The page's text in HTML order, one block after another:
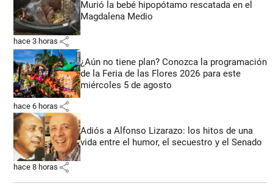
Murió la bebé hipopótamo rescatada en el
Magdalena Medio
hace 3 horas share
¿Aún no tiene plan? Conozca la programación
de la Feria de las Flores 2026 para este
miércoles 5 de agosto
hace 6 horas share
Adiós a Alfonso Lizarazo: los hitos de una
vida entre el humor, el secuestro y el Senado
hace 8 horas share